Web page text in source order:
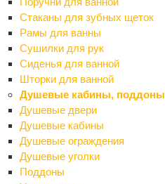
Стаканы для зубных щеток
Рамы для ванны
Сушилки для рук
Сиденья для ванной
Шторки для ванной
Душевые кабины, поддоны
Душевые двери
Душевые кабины
Душевые ограждения
Душевые уголки
Поддоны
Битумные мастики
Битумный праймер
Гидроизоляционные ленты
Гидроизоляция сухая
Гидропломбы
Обмазочная гидроизоляция
Профилированная мембрана
Рубероид
Рулонная гидроизоляция
Укрывной материал
Гипсокартон и профиля
Назад